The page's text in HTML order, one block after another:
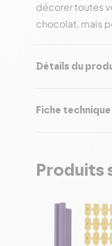
décorer toutes
chocolat, mais
Détails du
Fiche technique
Produits